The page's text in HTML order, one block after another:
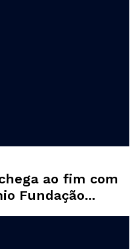
ao fim com
Fundação...